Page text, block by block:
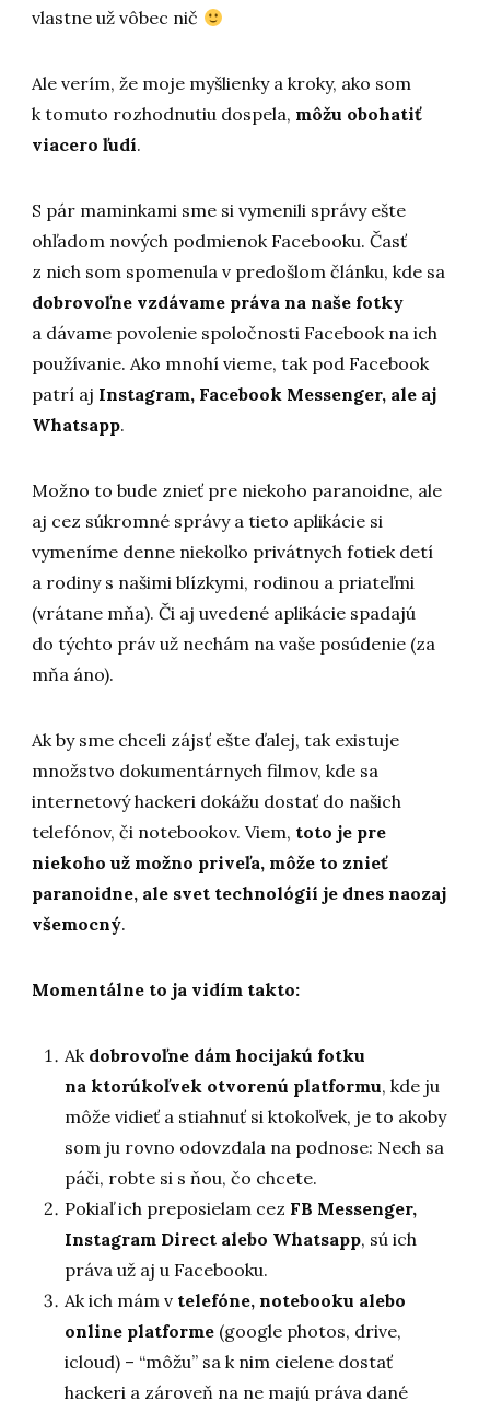
vlastne už vôbec nič
Ale verím, že moje myšlienky a kroky, ako som
k tomuto rozhodnutiu dospela, môžu obohatiť
viacero ľudí.
S pár maminkami sme si vymenili správy ešte
ohľadom nových podmienok Facebooku. Časť
z nich som spomenula v predošlom článku, kde sa
dobrovoľne vzdávame práva na naše fotky
a dávame povolenie spoločnosti Facebook na ich
používanie. Ako mnohí vieme, tak pod Facebook
patrí aj Instagram, Facebook Messenger, ale aj
Whatsapp.
Možno to bude znieť pre niekoho paranoidne, ale
aj cez súkromné správy a tieto aplikácie si
vymeníme denne niekoľko privátnych fotiek detí
a rodiny s našimi blízkymi, rodinou a priateľmi
(vrátane mňa). Či aj uvedené aplikácie spadajú
do týchto práv už nechám na vaše posúdenie (za
mňa áno).
Ak by sme chceli zájsť ešte ďalej, tak existuje
množstvo dokumentárnych filmov, kde sa
internetový hackeri dokážu dostať do našich
telefónov, či notebookov. Viem, toto je pre
niekoho už možno priveľa, môže to znieť
paranoidne, ale svet technológií je dnes naozaj
všemocný.
Momentálne to ja vidím takto:
Ak dobrovoľne dám hocijakú fotku
na ktorúkoľvek otvorenú platformu, kde ju
môže vidieť a stiahnuť si ktokoľvek, je to akoby
som ju rovno odovzdala na podnose: Nech sa
páči, robte si s ňou, čo chcete.
Pokiaľ ich preposielam cez FB Messenger,
Instagram Direct alebo Whatsapp, sú ich
práva už aj u Facebooku.
Ak ich mám v telefóne, notebooku alebo
online platforme (google photos, drive,
icloud) – “môžu” sa k nim cielene dostať
hackeri a zároveň na ne majú práva dané